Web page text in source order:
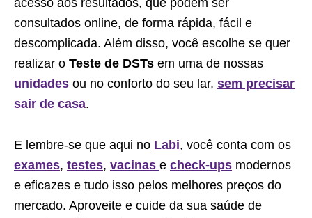
acesso aos resultados, que podem ser
consultados online, de forma rápida, fácil e
descomplicada. Além disso, você escolhe se quer
realizar o Teste de DSTs em uma de nossas
unidades ou no conforto do seu lar, sem precisar
sair de casa.
E lembre-se que aqui no Labi, você conta com os
exames, testes, vacinas e check-ups modernos
e eficazes e tudo isso pelos melhores preços do
mercado. Aproveite e cuide da sua saúde de